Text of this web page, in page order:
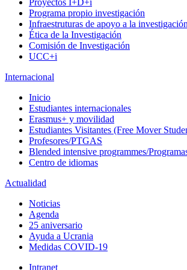
Proyectos I+D+i
Programa propio investigación
Infraestruturas de apoyo a la investigación
Ética de la Investigación
Comisión de Investigación
UCC+i
Internacional
Inicio
Estudiantes internacionales
Erasmus+ y movilidad
Estudiantes Visitantes (Free Mover
Profesores/PTGAS
Blended intensive programmes/
Centro de idiomas
Actualidad
Noticias
Agenda
25 aniversario
Ayuda a Ucrania
Medidas COVID-19
Intranet